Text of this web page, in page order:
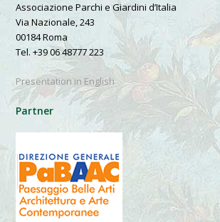
Associazione Parchi e Giardini d’Italia
Via Nazionale, 243
00184 Roma
Tel. +39 06 48777 223
Presentation in English
Partner